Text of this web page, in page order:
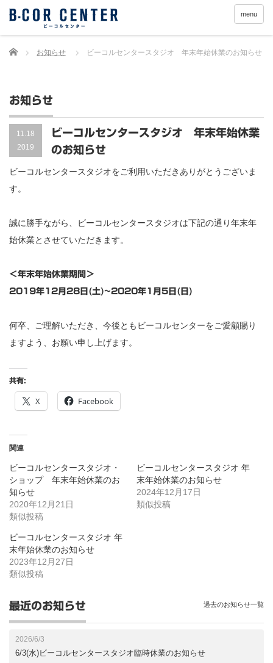
menu
Home お知らせ ビーコルセンタースタジオ 年末年始休業のお知らせ
お知らせ
11.18
2019
ビーコルセンタースタジオ 年末年始休業
のお知らせ
ビーコルセンタースタジオをご利用いただきありがとうございま
す。
誠に勝手ながら、ビーコルセンタースタジオは下記の通り年末年
始休業とさせていただきます。
＜年末年始休業期間＞
2019年12月28日(土)~2020年1月5日(日)
何卒、ご理解いただき、今後ともビーコルセンターをご愛顧賜り
ますよう、お願い申し上げます。
共有:
X Facebook
関連
ビーコルセンタースタジオ・
ショップ 年末年始休業のお
知らせ
2020年12月21日
類似投稿
ビーコルセンタースタジオ 年
末年始休業のお知らせ
2024年12月17日
類似投稿
ビーコルセンタースタジオ 年
末年始休業のお知らせ
2023年12月27日
類似投稿
最近のお知らせ
2026/6/3
6/3(水)ビーコルセンタースタジオ臨時休業のお知らせ
過去のお知らせ一覧